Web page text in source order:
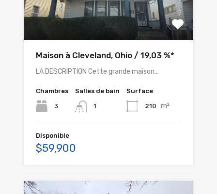
Maison à Cleveland, Ohio / 19,03 %*
LA DESCRIPTION Cette grande maison…
Chambres
3
Salles de bain
1
Surface
210 m²
Disponible
$59,900